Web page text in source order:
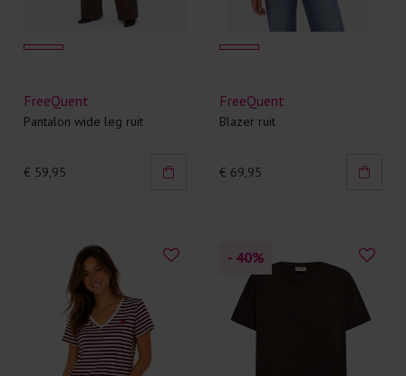
FreeQuent
Pantalon wide leg ruit
€ 59,95
FreeQuent
Blazer ruit
€ 69,95
- 40%